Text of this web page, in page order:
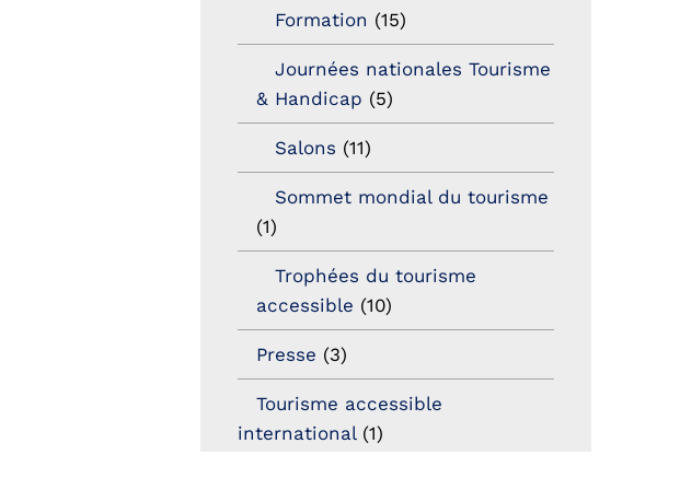
Formation (15)
Journées nationales Tourisme
& Handicap (5)
Salons (11)
Sommet mondial du tourisme
(1)
Trophées du tourisme
accessible (10)
Presse (3)
Tourisme accessible
international(1)